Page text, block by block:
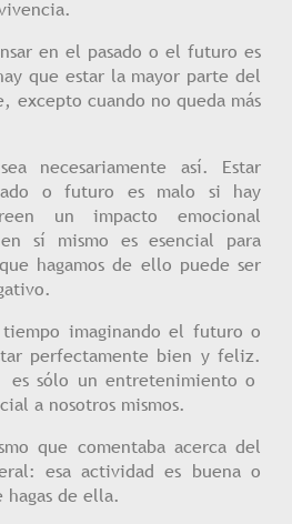
en el pasado o el futuro es
que estar la mayor parte del
excepto cuando no queda más
necesariamente así. Estar
o futuro es malo si hay
un impacto emocional
sí mismo es esencial para
hagamos de ello puede ser
tiempo imaginando el futuro o
perfectamente bien y feliz.
es sólo un entretenimiento o
a nosotros mismos.
que comentaba acerca del
esa actividad es buena o
hagas de ella.